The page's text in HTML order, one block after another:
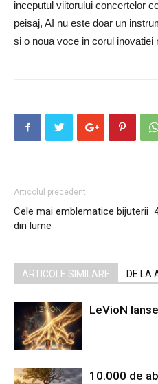
inceputul viitorului concertelor
peisaj, AI nu este doar un
si o noua voce in corul inovatiei
Articolul precedent
Cele mai emblematice bijuterii
din lume
ARTICOLE SIMILARE DE LA
LeVioN
10.000 de